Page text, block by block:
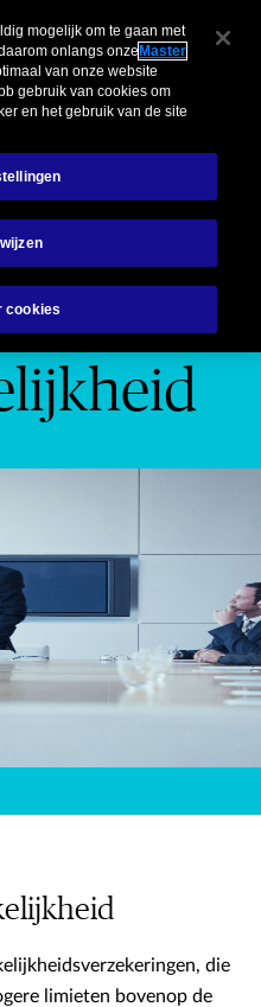
Insights
die
limieten bovenop de
mogelijk om te gaan met
onlangs onze Master
van onze website
gebruik van cookies om
en het gebruik van de site
cookies